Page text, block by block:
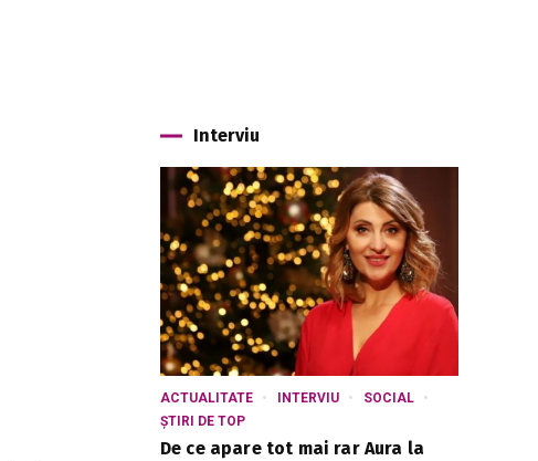
Interviu
ACTUALITATE INTERVIU
SOCIAL
ȘTIRI DE TOP
De ce apare tot mai rar Aura la